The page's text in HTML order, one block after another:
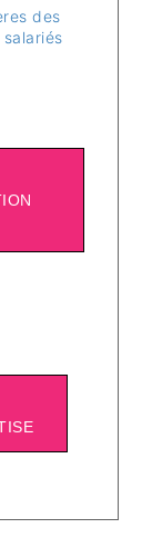
des